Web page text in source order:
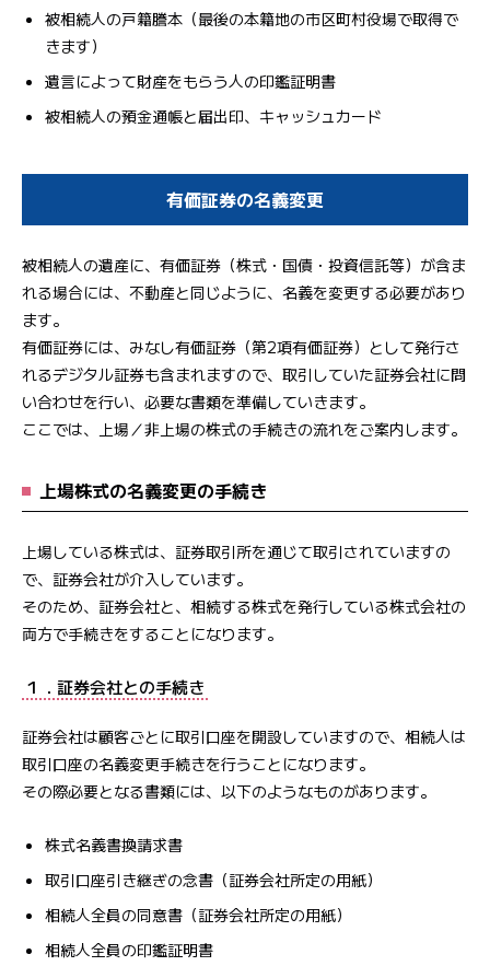
被相続人の戸籍謄本（最後の本籍地の市区町村役場で取得で
きます）
遺言によって財産をもらう人の印鑑証明書
被相続人の預金通帳と届出印、キャッシュカード
有価証券の名義変更
被相続人の遺産に、有価証券（株式・国債・投資信託等）が含ま
れる場合には、不動産と同じように、名義を変更する必要があり
ます。
有価証券には、みなし有価証券（第2項有価証券）として発行さ
れるデジタル証券も含まれますので、取引していた証券会社に問
い合わせを行い、必要な書類を準備していきます。
ここでは、上場／非上場の株式の手続きの流れをご案内します。
上場株式の名義変更の手続き
上場している株式は、証券取引所を通じて取引されていますの
で、証券会社が介入しています。
そのため、証券会社と、相続する株式を発行している株式会社の
両方で手続きをすることになります。
１．証券会社との手続き
証券会社は顧客ごとに取引口座を開設していますので、相続人は
取引口座の名義変更手続きを行うことになります。
その際必要となる書類には、以下のようなものがあります。
株式名義書換請求書
取引口座引き継ぎの念書（証券会社所定の用紙）
相続人全員の同意書（証券会社所定の用紙）
相続人全員の印鑑証明書